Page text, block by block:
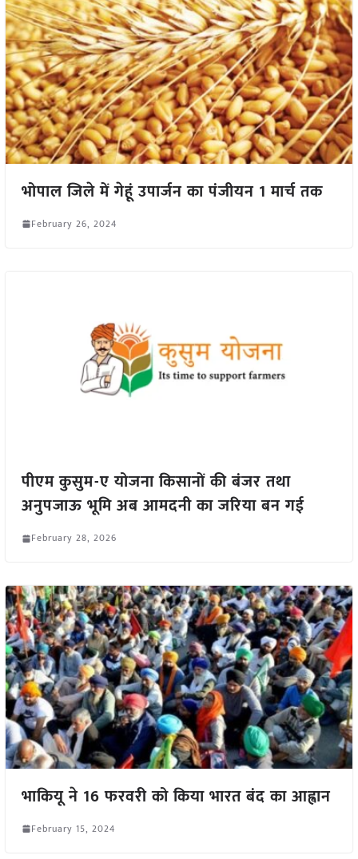
भोपाल जिले में गेहूं उपार्जन का पंजीयन 1 मार्च तक
February 26, 2024
पीएम कुसुम-ए योजना किसानों की बंजर तथा
अनुपजाऊ भूमि अब आमदनी का जरिया बन गई
February 28, 2026
भाकियू ने 16 फरवरी को किया भारत बंद का आह्वान
February 15, 2024